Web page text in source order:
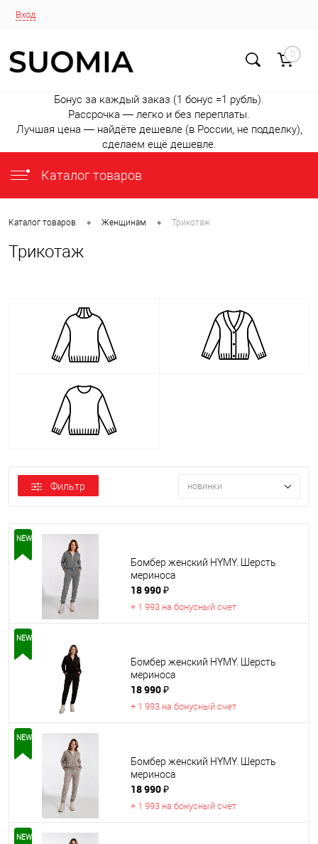
Вход
0
Бонус за каждый заказ (1 бонус =1 рубль).
Рассрочка — легко и без переплаты.
Лучшая цена — найдёте дешевле (в России, не подделку),
сделаем ещё дешевле.
Каталог товаров
Каталог товаров • Женщинам • Трикотаж
Трикотаж
Фильтр новинки
NEW
Бомбер женский HYMY. Шерсть
мериноса
18 990 ₽
+ 1 993 на бонусный счет
NEW
Бомбер женский HYMY. Шерсть
мериноса
18 990 ₽
+ 1 993 на бонусный счет
NEW
Бомбер женский HYMY. Шерсть
мериноса
18 990 ₽
+ 1 993 на бонусный счет
NEW